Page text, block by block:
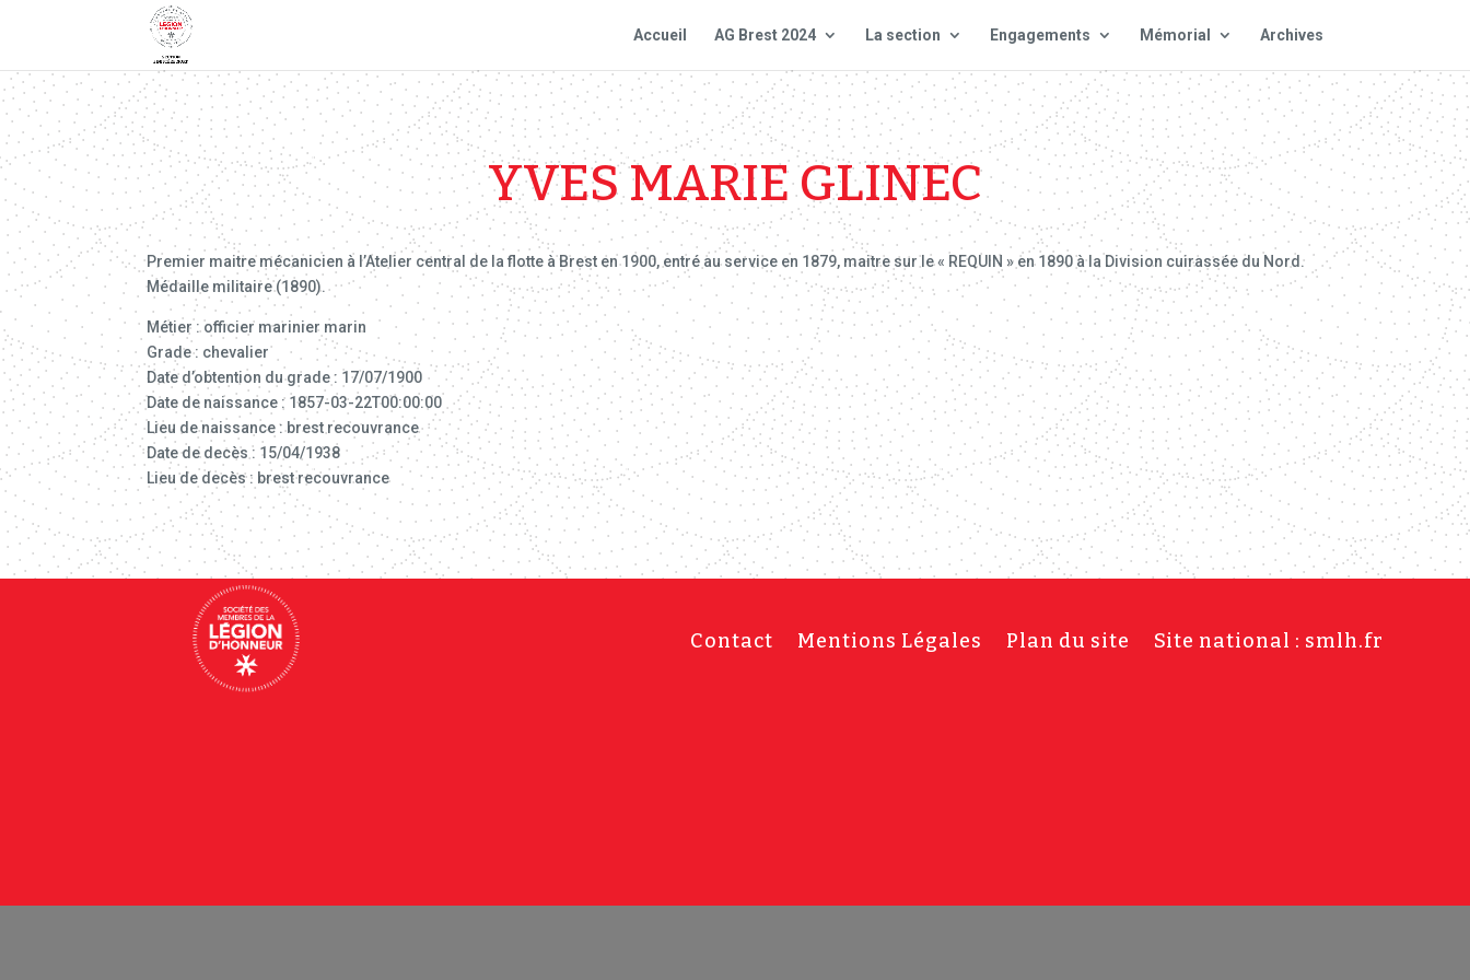
Accueil AG Brest 2024 La section Engagements Mémorial Archives
YVES MARIE GLINEC
Premier maitre mécanicien à l’Atelier central de la flotte à Brest en 1900, entré au service en 1879, maitre sur le « REQUIN » en 1890 à la Division cuirassée du Nord.
Médaille militaire (1890).
Métier : officier marinier marin
Grade : chevalier
Date d’obtention du grade : 17/07/1900
Date de naissance : 1857-03-22T00:00:00
Lieu de naissance : brest recouvrance
Date de decès : 15/04/1938
Lieu de decès : brest recouvrance
Contact Mentions Légales Plan du site Site national : smlh.fr